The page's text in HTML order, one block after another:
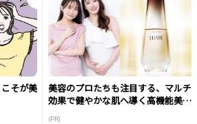
そが美
美容のプロたちも注目する、マルチ
効果で健やかな肌へ導く高機能美容
(PR)